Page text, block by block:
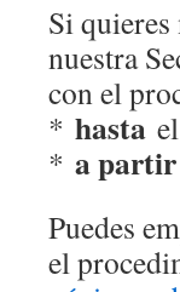
Si
nuestra
con el
* hasta
* a
Puedes
el